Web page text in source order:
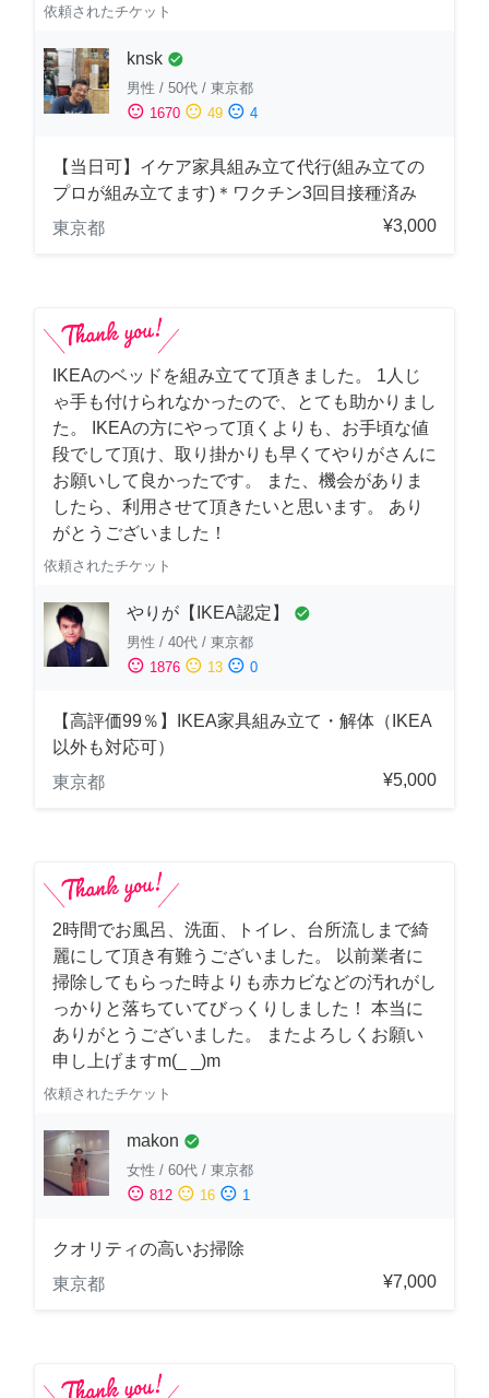
依頼されたチケット
knsk check_circle
男性 / 50代 / 東京都
sentiment_satisfied 1670 sentiment_neutral 49 sentiment_dissatisfied 4
【当日可】イケア家具組み立て代行(組み立ての
プロが組み立てます)＊ワクチン3回目接種済み
東京都
¥3,000
IKEAのベッドを組み立てて頂きました。 1人じ
ゃ手も付けられなかったので、とても助かりまし
た。 IKEAの方にやって頂くよりも、お手頃な値
段でして頂け、取り掛かりも早くてやりがさんに
お願いして良かったです。 また、機会がありま
したら、利用させて頂きたいと思います。 あり
がとうございました！
依頼されたチケット
やりが【IKEA認定】 check_circle
男性 / 40代 / 東京都
sentiment_satisfied 1876 sentiment_neutral 13 sentiment_dissatisfied 0
【高評価99％】IKEA家具組み立て・解体（IKEA
以外も対応可）
東京都
¥5,000
2時間でお風呂、洗面、トイレ、台所流しまで綺
麗にして頂き有難うございました。 以前業者に
掃除してもらった時よりも赤カビなどの汚れがし
っかりと落ちていてびっくりしました！ 本当に
ありがとうございました。 またよろしくお願い
申し上げますm(_ _)m
依頼されたチケット
makon check_circle
女性 / 60代 / 東京都
sentiment_satisfied 812 sentiment_neutral 16 sentiment_dissatisfied 1
クオリティの高いお掃除
東京都
¥7,000